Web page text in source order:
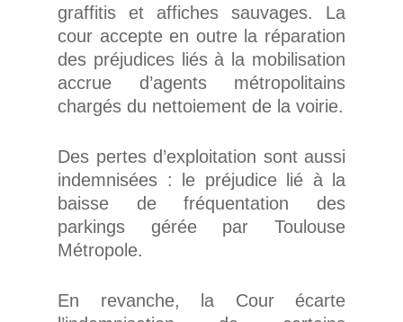
graffitis et affiches sauvages. La
cour accepte en outre la réparation
des préjudices liés à la mobilisation
accrue d’agents métropolitains
chargés du nettoiement de la voirie.
Des pertes d’exploitation sont aussi
indemnisées : le préjudice lié à la
baisse de fréquentation des
parkings gérée par Toulouse
Métropole.
En revanche, la Cour écarte